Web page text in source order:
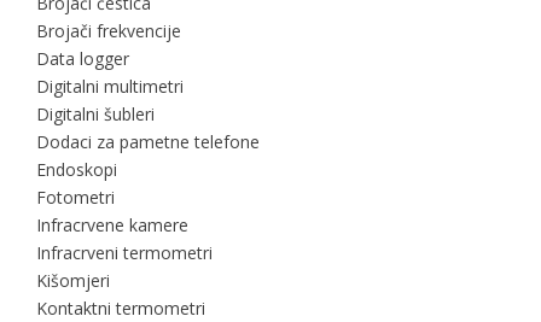
Brojači frekvencije
Data logger
Digitalni multimetri
Digitalni šubleri
Dodaci za pametne telefone
Endoskopi
Fotometri
Infracrvene kamere
Infracrveni termometri
Kišomjeri
Kontaktni termometri